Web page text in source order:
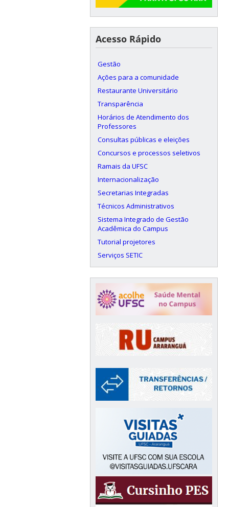
Acesso Rápido
Gestão
Ações para a comunidade
Restaurante Universitário
Transparência
Horários de Atendimento dos
Professores
Consultas públicas e eleições
Concursos e processos seletivos
Ramais da UFSC
Internacionalização
Secretarias Integradas
Técnicos Administrativos
Sistema Integrado de Gestão
Acadêmica do Campus
Tutorial projetores
Serviços SETIC